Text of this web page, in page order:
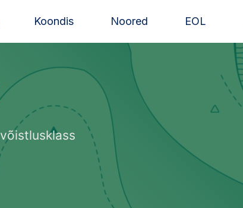
Koondis Noored EOL
võistlusklass